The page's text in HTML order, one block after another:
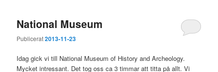
National Museum
Publicerat2013-11-23
Idag gick vi till National Museum of History and Archeology.
Mycket intressant. Det tog oss ca 3 timmar att titta på allt. Vi